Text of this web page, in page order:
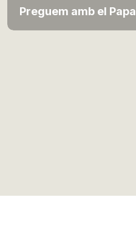
Preguem amb el Papa